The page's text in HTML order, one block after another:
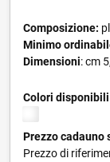
Composizione:
Minimo
Dimensioni: cm
Colori disponibili
Prezzo cadauno
Prezzo di